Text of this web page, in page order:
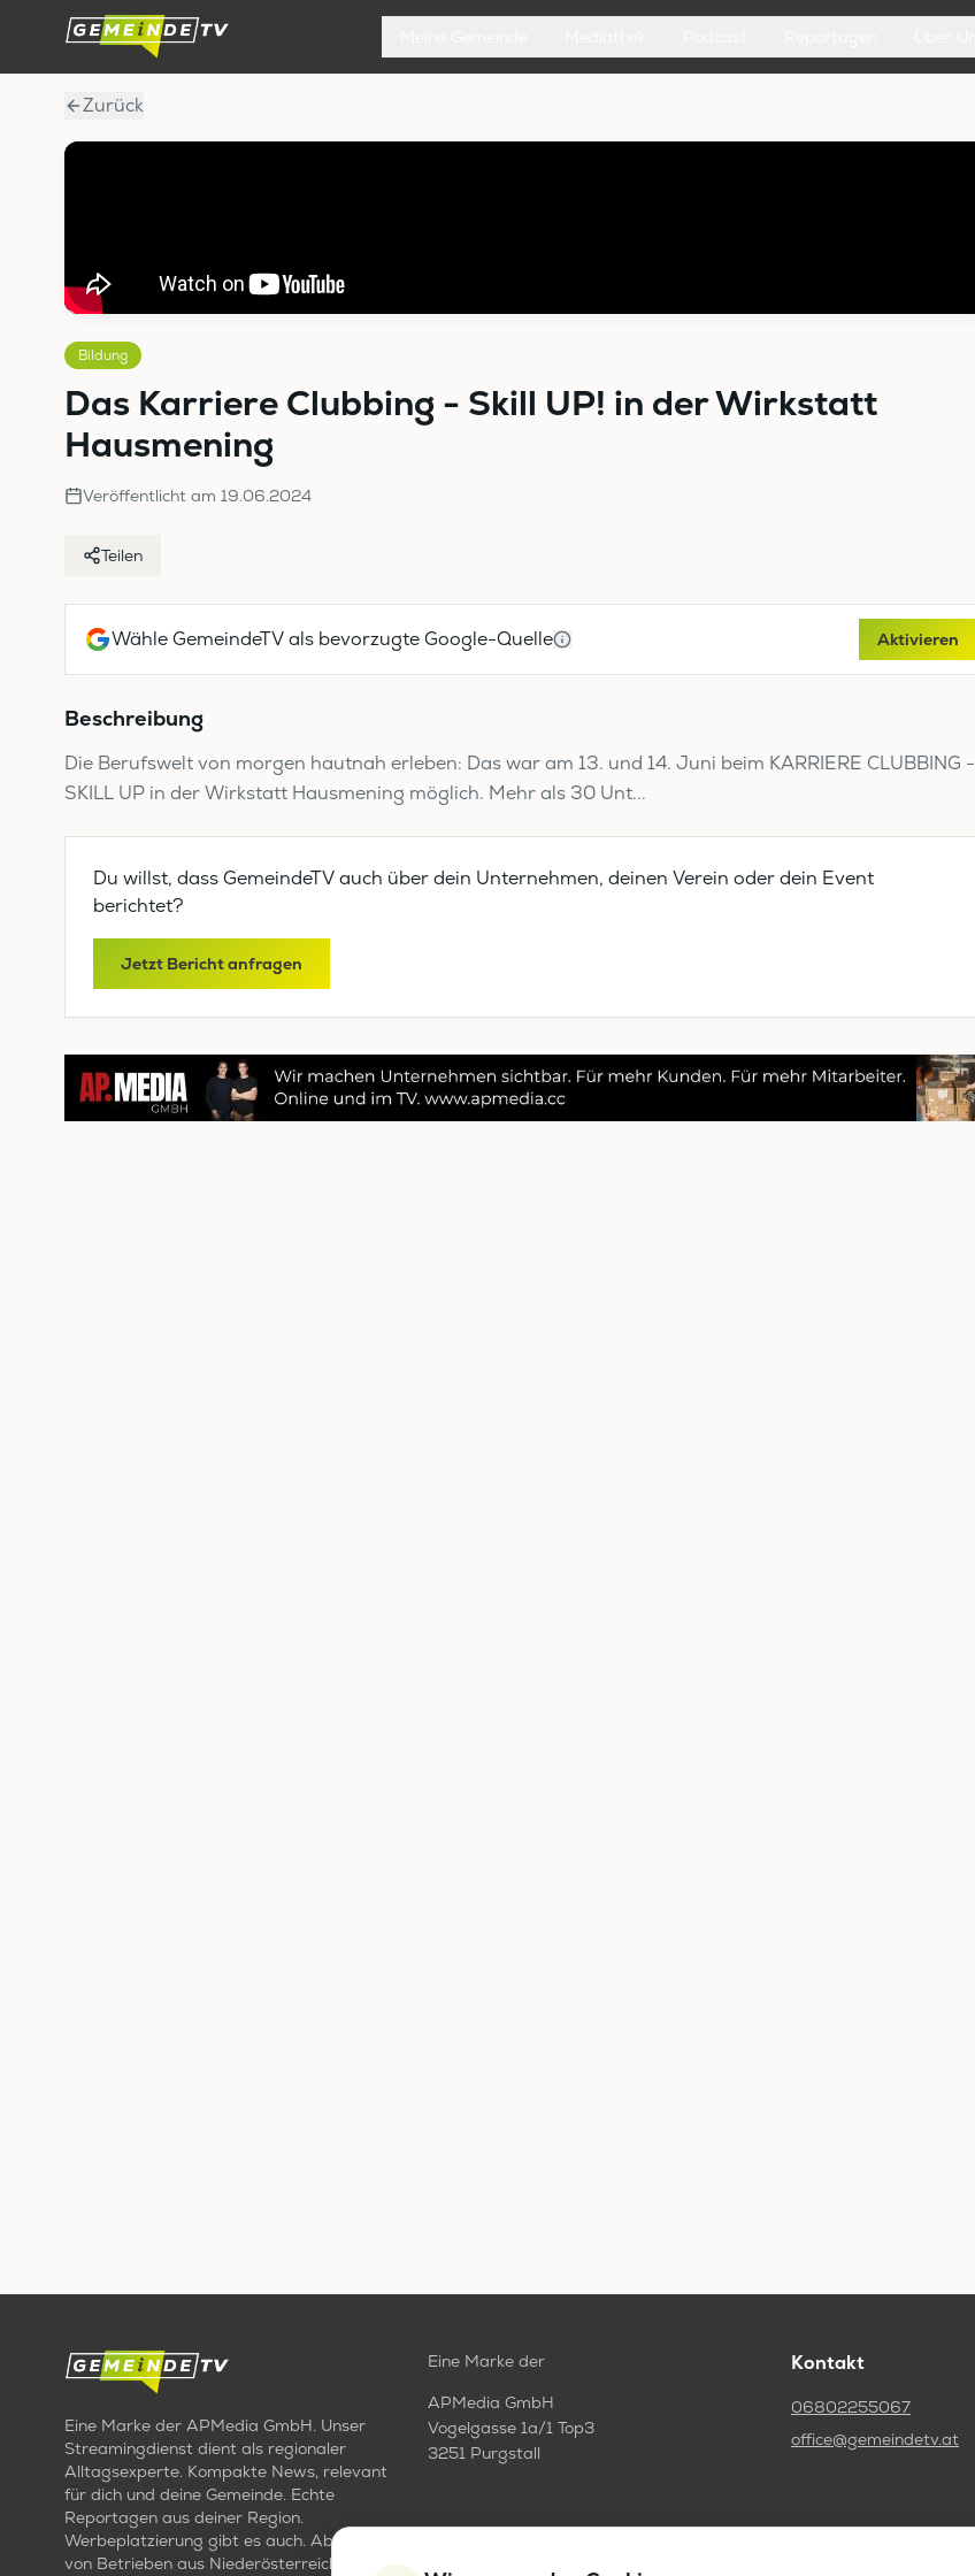
Zurück
Bildung
Das Karriere Clubbing - Skill UP! in der Wirkstatt
Hausmening
Veröffentlicht am 19.06.2024
Teilen
Wähle GemeindeTV als bevorzugte Google-Quelle Aktivieren
Beschreibung
Die Berufswelt von morgen hautnah erleben: Das war am 13. und 14. Juni beim KARRIERE CLUBBING -
SKILL UP in der Wirkstatt Hausmening möglich. Mehr als 30 Unt...
Du willst, dass GemeindeTV auch über dein Unternehmen, deinen Verein oder dein Event
berichtet?
Jetzt Bericht anfragen
Eine Marke der APMedia GmbH. Unser
Streamingdienst dient als regionaler
Alltagsexperte. Kompakte News, relevant
für dich und deine Gemeinde. Echte
Reportagen aus deiner Region.
Werbeplatzierung gibt es auch. Aber nur
von Betrieben aus Niederösterreich. Für
Eine Marke der
APMedia GmbH
Vogelgasse 1a/1 Top3
3251 Purgstall
Kontakt
06802255067
office@gemeindetv.at